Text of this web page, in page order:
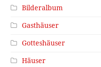
Bilderalbum
Gasthäuser
Gotteshäuser
Häuser